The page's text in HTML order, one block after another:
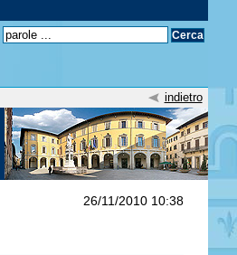
indietro
26/11/2010 10:38